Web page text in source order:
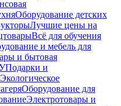
Оборудование детских
Лучшие цены на
Всё для обучения
и мебель для
и бытовая
Подарки и
Экологическое
Оборудование для
Электротовары и